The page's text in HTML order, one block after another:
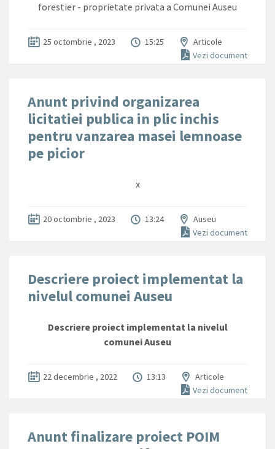
forestier - proprietate privata a Comunei Auseu
25 octombrie , 2023 15:25
Articole
Vezi document
Anunt privind organizarea
licitatiei publica in plic inchis
pentru vanzarea masei lemnoase
pe picior
x
20 octombrie , 2023 13:24
Auseu
Vezi document
Descriere proiect implementat la
nivelul comunei Auseu
Descriere proiect implementat la nivelul
comunei Auseu
22 decembrie , 2022 13:13
Articole
Vezi document
Anunt finalizare proiect POIM